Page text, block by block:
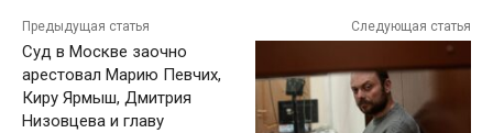
Предыдущая статья
Суд в Москве заочно
арестовал Марию Певчих,
Киру Ярмыш, Дмитрия
Низовцева и главу
Следующая статья